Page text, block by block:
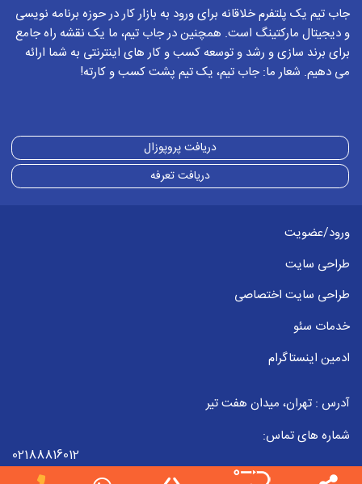
جاب تیم یک پلتفرم خلاقانه برای ورود به بازار کار در حوزه برنامه نویسی
و دیجیتال مارکتینگ است. همچنین در جاب تیم، ما یک نقشه راه جامع
برای برند سازی و رشد و توسعه کسب و کار های اینترنتی به شما ارائه
می دهیم. شعار ما: جاب تیم، یک تیم پشت کسب و کارته!
دریافت پروپوزال
دریافت تعرفه
ورود/عضویت
طراحی سایت
طراحی سایت اختصاصی
خدمات سئو
ادمین اینستاگرام
آدرس : تهران، میدان هفت تیر
شماره های تماس:
02188816012
09223857998